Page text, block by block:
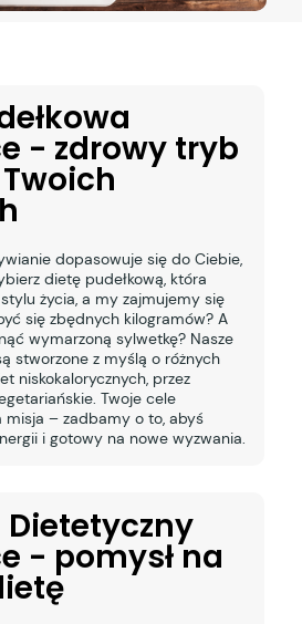
- zdrowy tryb
dopasowuje się do Ciebie,
dietę pudełkową, która
życia, a my zajmujemy się
się zbędnych kilogramów? A
wymarzoną sylwetkę? Nasze
stworzone z myślą o różnych
niskokalorycznych, przez
Twoje cele
misja – zadbamy o to, abyś
i gotowy na nowe wyzwania.
- pomysł na